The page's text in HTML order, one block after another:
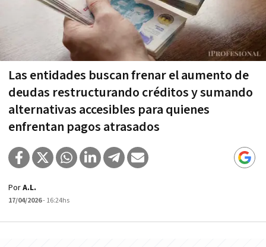
Las entidades buscan frenar el aumento de
deudas restructurando créditos y sumando
alternativas accesibles para quienes
enfrentan pagos atrasados
PorA.L.
17/04/2026- 16:24hs